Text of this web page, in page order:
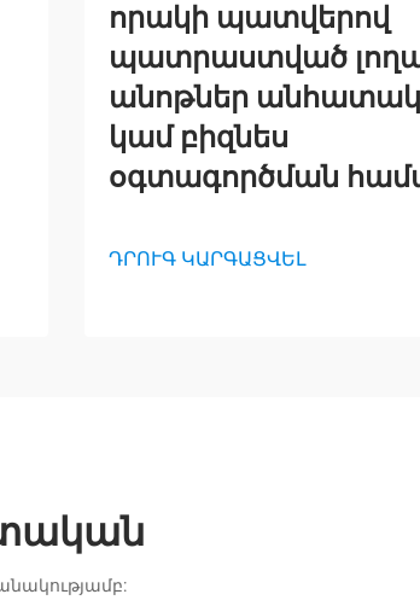
որակի պատվերով
պատրաստված
անոթներ
կամ բիզնես
օգտագործման
ԴՐՈՒԳ ԿԱՐԳԱՑՎԵԼ